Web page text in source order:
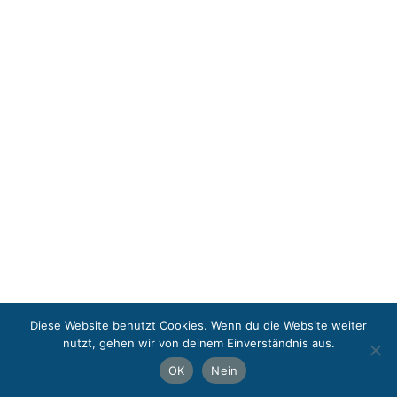
Diese Website benutzt Cookies. Wenn du die Website weiter
nutzt, gehen wir von deinem Einverständnis aus.
OK
Nein